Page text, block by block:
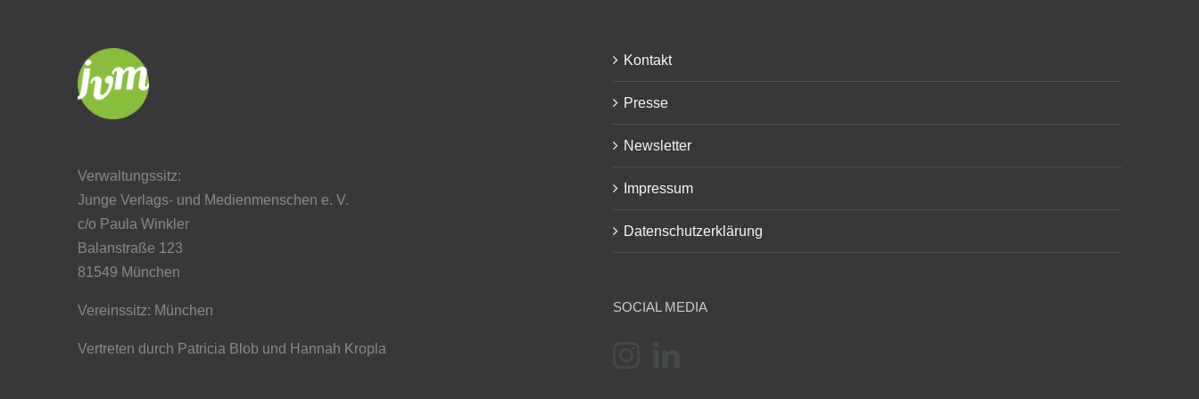
Verwaltungssitz:
Junge Verlags- und Medienmenschen e. V.
c/o Paula Winkler
Balanstraße 123
81549 München
Vereinssitz: München
Vertreten durch Patricia Blob und Hannah Kropla
Kontakt
Presse
Newsletter
Impressum
Datenschutzerklärung
SOCIAL MEDIA